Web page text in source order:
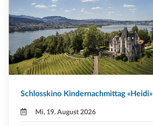
Schlosskino Kindernachmittag «Heidi»
Mi, 19. August 2026